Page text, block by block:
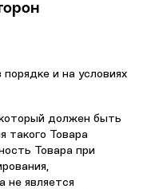
и на условиях
должен быть
такого Товара
Товара при
не является